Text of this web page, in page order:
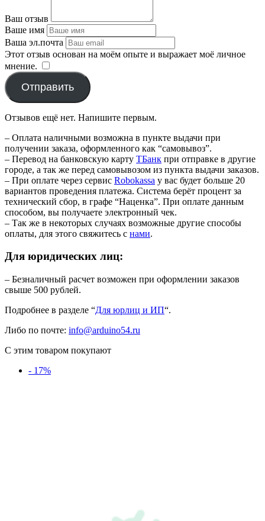
Ваш отзыв
Ваше имя
Ваша эл.почта
Этот отзыв основан на моём опыте и выражает моё личное
мнение.
Отправить
Отзывов ещё нет. Напишите первым.
– Оплата наличными возможна в пункте выдачи при
получении заказа, оформленного как “самовывоз”.
– Перевод на банковскую карту TБанк при отправке в другие
городе, а так же перед самовывозом из пункта выдачи заказов.
– При оплате через сервис Robokassa у вас будет больше 20
вариантов проведения платежа. Система берёт процент за
технический сбор, в графе “Наценка”. При оплате данным
способом, вы получаете электронный чек.
– Так же в некоторых случаях возможные другие способы
оплаты, для этого свяжитесь с нами.
Для юридических лиц:
– Безналичный расчет возможен при оформлении заказов
свыше 500 рублей.
Подробнее в разделе “Для юрлиц и ИП“.
Либо по почте: info@arduino54.ru
С этим товаром покупают
- 17%